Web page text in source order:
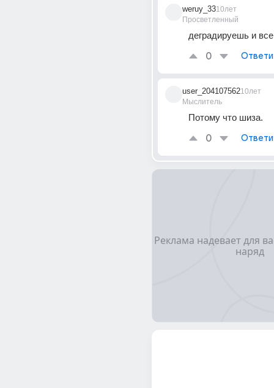
weruy_33
Просветленный
10лет
деградируешь и
0
user_204107562
Мыслитель
10лет
Потому что шиза.
0